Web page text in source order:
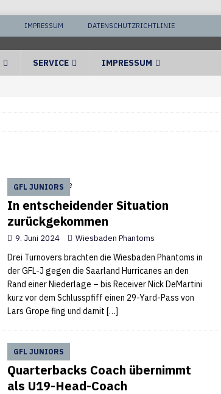
IMPRESSUM DATENSCHUTZRICHTLINIE
SERVICE IMPRESSUM
GFL JUNIORS
In entscheidender Situation
zurückgekommen
9. Juni 2024 Wiesbaden Phantoms
Drei Turnovers brachten die Wiesbaden Phantoms in
der GFL-J gegen die Saarland Hurricanes an den
Rand einer Niederlage – bis Receiver Nick DeMartini
kurz vor dem Schlusspfiff einen 29-Yard-Pass von
Lars Grope fing und damit […]
GFL JUNIORS
Quarterbacks Coach übernimmt
als U19-Head-Coach